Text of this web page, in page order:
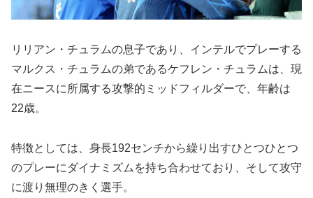
リリアン・チュラムの息子であり、インテルでプレーする
マルクス・チュラムの弟であるケフレン・チュラムは、現
在ニースに所属する攻撃的ミッドフィルダーで、年齢は
22歳。
特徴としては、身長192センチから繰り出すひとつひとつ
のプレーにダイナミズムを持ち合わせており、そして攻守
に渡り無理のきく選手。